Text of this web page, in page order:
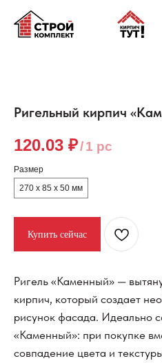
Ригельный кирпич
120.03 ₽/1 pc
Размер
270 х 85 х 50 мм
Купить сейчас
Ригель «Каменный» —
кирпич, который создает
рисунок фасада. Идеально
«Каменный»: при покупке
совпадение цвета и